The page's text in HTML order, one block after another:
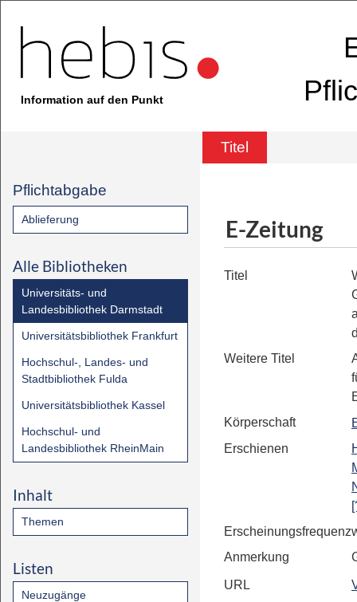
Information auf den Punkt
Titel
Pflichtabgabe
Ablieferung
Alle Bibliotheken
Universitäts- und
Landesbibliothek Darmstadt
Universitätsbibliothek Frankfurt
Hochschul-, Landes- und
Stadtbibliothek Fulda
Universitätsbibliothek Kassel
Hochschul- und
Landesbibliothek RheinMain
Inhalt
Themen
Listen
Neuzugänge
E-Zeitung
Titel
Weitere Titel
Körperschaft
Erschienen
Erscheinungsfrequenz
Anmerkung
URL